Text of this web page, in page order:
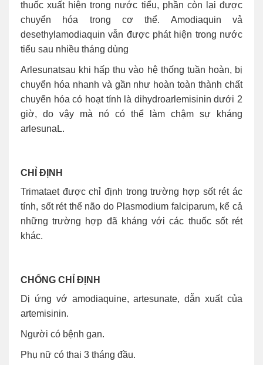
thuốc xuất hiện trong nước tiểu, phần còn lại được
chuyển hóa trong cơ thể. Amodiaquin vả
desethylamodiaquin vẫn được phát hiện trong nước
tiểu sau nhiều tháng dùng
Arlesunatsau khi hấp thu vào hệ thống tuần hoàn, bị
chuyển hóa nhanh và gần như hoàn toàn thành chất
chuyển hóa có hoạt tính là dihydroarlemisinin dưới 2
giờ, do vậy mà nó có thể làm chậm sự kháng
arlesunaL.
CHỈ ĐỊNH
Trimataet được chỉ định trong trường hợp sốt rét ác
tính, sốt rét thể não do Plasmodium falciparum, kể cả
những trường hợp đã kháng với các thuốc sốt rét
khác.
CHỐNG CHỈ ĐỊNH
Dị ứng vớ amodiaquine, artesunate, dẫn xuất của
artemisinin.
Người có bệnh gan.
Phụ nữ có thai 3 tháng đầu.